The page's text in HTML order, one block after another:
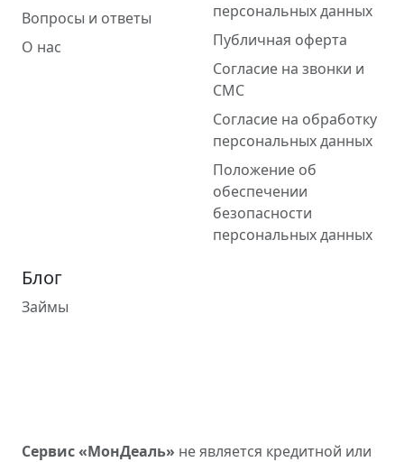
Вопросы и ответы
О нас
персональных данных
Публичная оферта
Согласие на звонки и
СМС
Согласие на обработку
персональных данных
Положение об
обеспечении
безопасности
персональных данных
Блог
Займы
Сервис «МонДеаль» не является кредитной или